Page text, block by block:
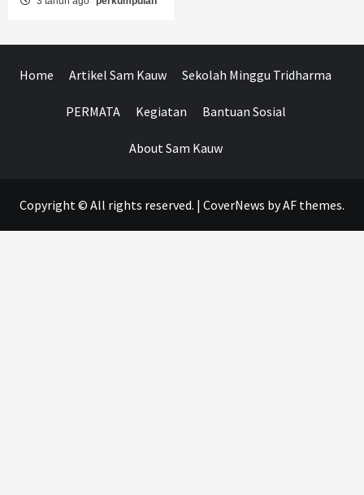
Home Artikel Sam Kauw Sekolah Minggu Tridharma
PERMATA Kegiatan Bantuan Sosial
About Sam Kauw
Copyright © All rights reserved. | CoverNews by AF themes.